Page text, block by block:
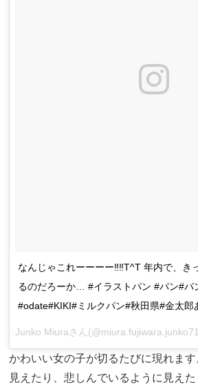
なんじゃこれーーーー‼︎‼︎T^T 年内で、き
るのだろーか… #イラストパン #パン#パ
#odate#KIKI#ミルクパン#秋田県#金太郎
かわいい女の子が切るたびに現れま
見えたり、悲しんでいるように見え